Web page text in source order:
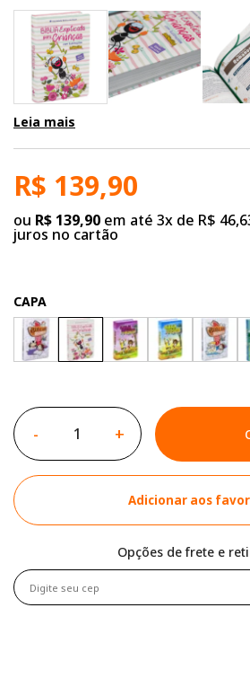
Leia mais
R$ 139,90
ou R$ 139,90 em até 3x de R$
juros no cartão
CAPA
- +
Adicionar aos
Opções de frete e